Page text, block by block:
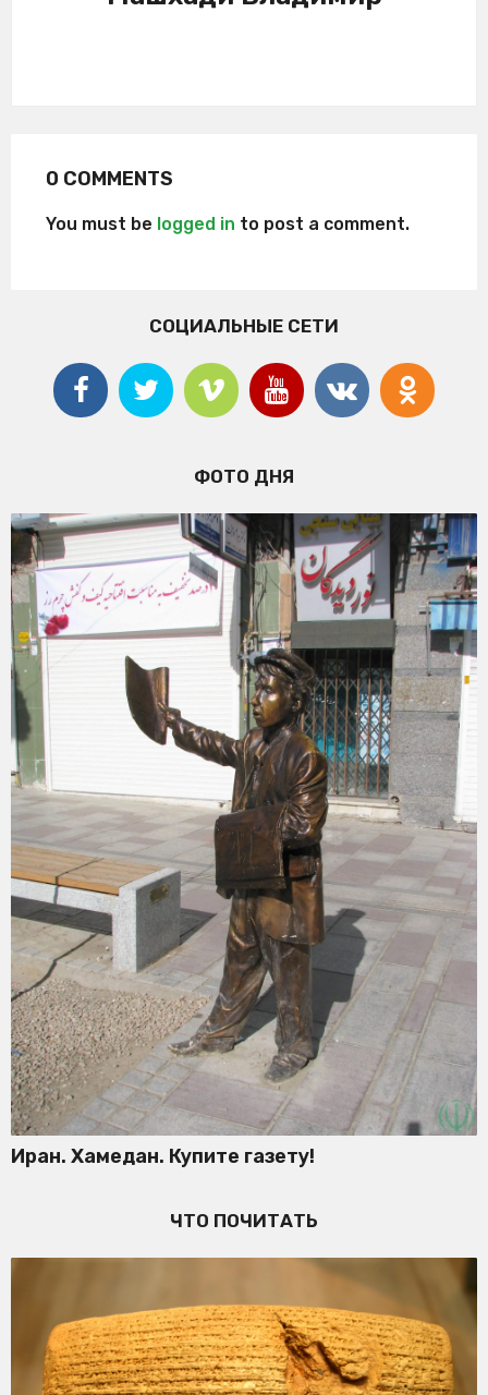
0 COMMENTS
You must be logged in to post a comment.
СОЦИАЛЬНЫЕ СЕТИ
ФОТО ДНЯ
Иран. Хамедан. Купите газету!
ЧТО ПОЧИТАТЬ